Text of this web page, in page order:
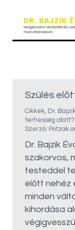
Szülés
Cikkek, Dr.
terhesség alatt?
Szerző:
Dr. Bajzik
szakorvos,
testeddel
előtt nehéz
minden
kihordása